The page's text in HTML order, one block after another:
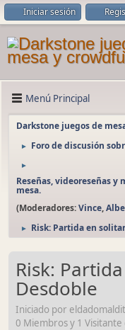
Iniciar sesión
Menú Principal
Darkstone juegos de
► Foro de discusión
►
Reseñas, videoreseñas
mesa.
(Moderadores:Vince,
► Risk: Partida en
Risk:
Desdoble
Iniciado por
0 Miembros y 1